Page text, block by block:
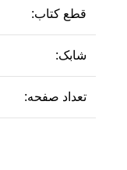
قطع کتاب:
شابک:
تعداد صفحه: